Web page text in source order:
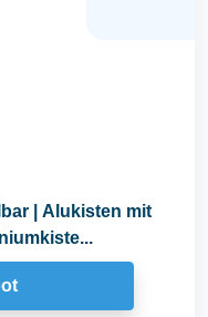
| Alukisten mit